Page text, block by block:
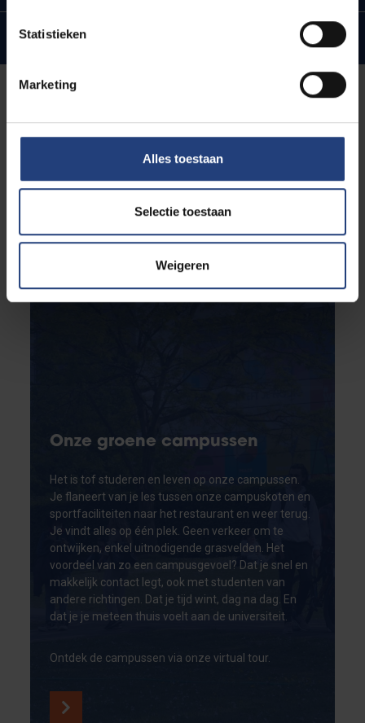
Statistieken
Marketing
Alles toestaan
Selectie toestaan
Weigeren
Internationale banden en ambities
Onze groene campussen
Het is tof studeren en leven op onze campussen.
Je flaneert van je les tussen onze campuskoten en
sportfaciliteiten naar het restaurant en weer terug.
Je vindt alles op één plek. Geen verkeer om te
ontwijken, enkel uitnodigende grasvelden. Het
voordeel van zo een campusgevoel? Dat je snel en
makkelijk contact legt, ook met studenten van
andere richtingen. Dat je tijd wint, dag na dag. En
dat je je meteen thuis voelt aan de universiteit.
Ontdek de campussen via onze virtual tour.